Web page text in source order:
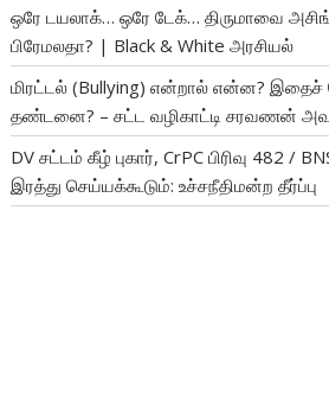
ஒரே டயலாக்… ஒரே டேக்… திருமாவை
பிரேமலதா? | Black & White அரசியல்
மிரட்டல் (Bullying) என்றால் என்ன?
தண்டனை? – சட்ட வழிகாட்டி சரவணன்
DV சட்டம் கீழ் புகார், CrPC பிரிவு 482 /
இரத்து செய்யக்கூடும்: உச்சநீதிமன்ற தீர்ப்பு